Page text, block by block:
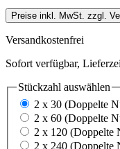
Preise inkl. MwSt. zzgl.
Versandkostenfrei
Sofort verfügbar,
Stückzahl auswählen
2 x 30 (Doppelte
2 x 60 (Doppelte
2 x 120 (Doppelte
2 x 240 (Doppelte